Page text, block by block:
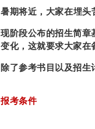
暑期将近，大家在埋头
现阶段公布的招生简
变化，这就要求大家在
除了参考书目以及招生
报考条件